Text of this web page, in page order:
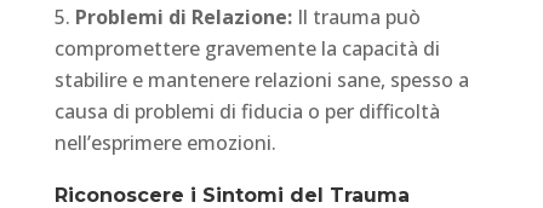
Problemi di Relazione:Il trauma può
compromettere gravemente la capacità di
stabilire e mantenere relazioni sane, spesso a
causa di problemi di fiducia o per difficoltà
nell’esprimere emozioni.
Riconoscere i Sintomi del Trauma